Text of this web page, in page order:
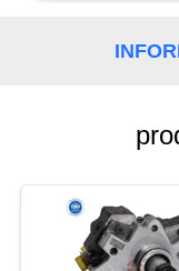
MAPA